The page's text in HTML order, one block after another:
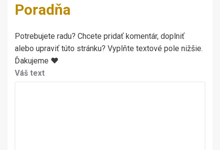
Poradňa
Potrebujete radu? Chcete pridať komentár, doplniť
alebo upraviť túto stránku? Vyplňte textové pole nižšie.
Ďakujeme ♥
Váš text